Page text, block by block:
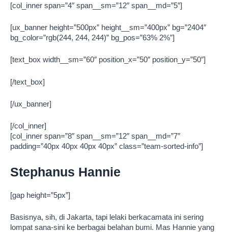
[col_inner span=”4″ span__sm=”12″ span__md=”5″]
[ux_banner height=”500px” height__sm=”400px” bg=”2404″
bg_color=”rgb(244, 244, 244)” bg_pos=”63% 2%”]
[text_box width__sm=”60″ position_x=”50″ position_y=”50″]
[/text_box]
[/ux_banner]
[/col_inner]
[col_inner span=”8″ span__sm=”12″ span__md=”7″
padding=”40px 40px 40px 40px” class=”team-sorted-info”]
Stephanus Hannie
[gap height=”5px”]
Basisnya, sih, di Jakarta, tapi lelaki berkacamata ini sering
lompat sana-sini ke berbagai belahan bumi. Mas Hannie yang